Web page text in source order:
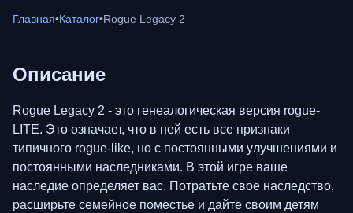
Главная•Каталог•Rogue Legacy 2
Описание
Rogue Legacy 2 - это генеалогическая версия rogue-
LITE. Это означает, что в ней есть все признаки
типичного rogue-like, но с постоянными улучшениями и
постоянными наследниками. В этой игре ваше
наследие определяет вас. Потратьте свое наследство,
расширьте семейное поместье и дайте своим детям